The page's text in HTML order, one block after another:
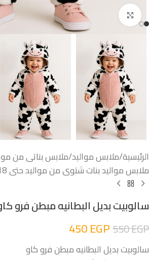
اضغط للتكبير
الرئيسية/ملابس مواليد/ملابس بناتى من مواليد
ملابس مواليد بنات شتوى من مواليد حتى 18شهر
سالوبيت بديل البطانيه مبطن فرو
550EGP
450EGP
سالوبيت بديل البطانيه مبطن فرو كاو